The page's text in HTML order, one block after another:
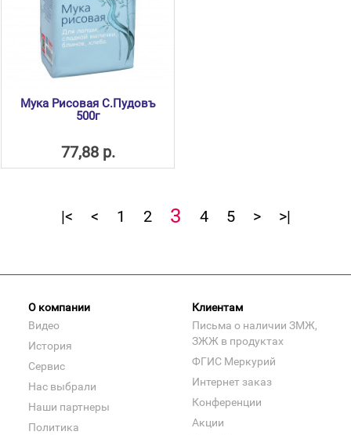
Мука Рисовая С.Пудовъ
500г
77,88 р.
|< < 1 2 3 4 5 > >|
О компании
Видео
История
Сервис
Нас выбрали
Наши партнеры
Политика
Клиентам
Письма о наличии ЗМЖ,
ЗЖЖ в продуктах
ФГИС Меркурий
Интернет заказ
Конференции
Акции